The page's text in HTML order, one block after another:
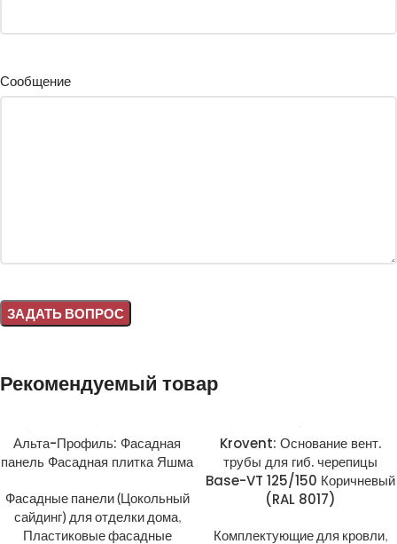
Сообщение
Рекомендуемый товар
Альта-Профиль: Фасадная
панель Фасадная плитка Яшма
Фасадные панели (Цокольный
сайдинг) для отделки дома,
Пластиковые фасадные
Krovent: Основание вент.
трубы для гиб. черепицы
Base-VT 125/150 Коричневый
(RAL 8017)
Комплектующие для кровли,